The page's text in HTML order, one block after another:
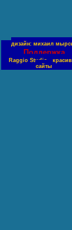
дизайн: михаил
Поддержка
Raggio Studio -
сайты